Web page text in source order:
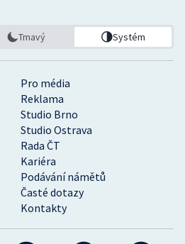
Pro média
Reklama
Studio Brno
Studio Ostrava
Rada ČT
Kariéra
Podávání námětů
Časté dotazy
Kontakty
Tmavý Systém